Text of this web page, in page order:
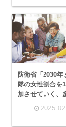
防衛省「2030年
隊の女性割合を
加させていく、